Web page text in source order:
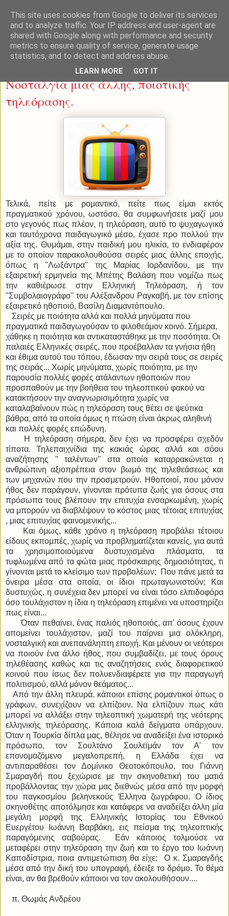
Τετάρτη 5 Φεβρουαρίου 2014
Νοσταλγία μιας άλλης, ποιοτικής
τηλεόρασης.
Τελικά, πείτε με ρομαντικό, πείτε πως είμαι εκτός
πραγματικού χρόνου, ωστόσο, θα συμφωνήσετε μαζί μου
στο γεγονός πως πλέον, η τηλεόραση, αυτό το ψυχαγωγικό
και ταυτόχρονα παιδαγωγικό μέσο, έχασε προ πολλού την
αξία της. Θυμάμαι, στην παιδική μου ηλικία, το ενδιαφέρον
με το οποίον παρακολουθούσα σειρές μιας άλλης εποχής,
όπως η ''Λωξάντρα'' της Μαρίας Ιορδανίδου, με την
εξαιρετική ερμηνεία της Μπέτης Βαλάση που νομίζω πως
την καθιέρωσε στην Ελληνική Τηλεόραση, ή τον
''Συμβολαιογράφο'' του Αλέξανδρου Ραγκαβή, με τον επίσης
εξαιρετικό ηθοποιό, Βασίλη Διαμαντόπουλο.
Σειρές με ποιότητα αλλά και πολλά μηνύματα που
πραγματικά παιδαγωγούσαν το φιλοθεάμον κοινό. Σήμερα,
χάθηκε η ποιότητα και αντικαταστάθηκε με την ποσότητα. Οι
παλαιές Ελληνικές σειρές, που προέβαλλαν τα γνήσια ήθη
και έθιμα αυτού του τόπου, έδωσαν την σειρά τους σε σειρές
της σειράς... Χωρίς μηνύματα, χωρίς ποιότητα, με την
παρουσία πολλές φορές ατάλαντων ηθοποιών που
προσπαθούν με την βοήθεια του τηλεοπτικού φακού να
κατακτήσουν την αναγνωρισιμότητα χωρίς να
καταλαβαίνουν πώς η τηλεόραση τους θέτει σε ψεύτικα
βάθρα, από τα οποία όμως η πτώση είναι άκρως αληθινή
και πολλές φορές επώδυνη.
Η τηλεόραση σήμερα, δεν έχει να προσφέρει σχεδόν
τίποτα. Τηλεπαιχνίδια της κακιάς ώρας αλλά και σόου
αναζήτησης '' ταλέντων'' στα οποία καταρρακώνεται η
ανθρώπινη αξιοπρέπεια στον βωμό της τηλεθεάσεως και
των μηχανών που την προσμετρούν. Ηθοποιοί, που μόνον
ήθος δεν παράγουν, γίνονται πρότυπα ζωής για όσους στα
πρόσωπα τους βλέπουν την επιτυχία ενσαρκωμένη, χωρίς
να μπορούν να διαβλέψουν το κόστος μιας τέτοιας επιτυχίας
, μιας επιτυχίας φαινομενικής...
Και όμως, κάθε χρόνο η τηλεόραση προβάλει τέτοιου
είδους εκπομπές, χωρίς να προβληματίζεται κανείς, για αυτά
τα χρησιμοποιούμενα δυστυχισμένα πλάσματα, τα
τυφλωμένα από τα φώτα μιας πρόσκαιρης δημοσιότητας, τι
γίνονται μετά το κλείσιμο των προβολέων; Που πάνε μετά τα
όνειρα μέσα στα οποία, οι ίδιοι πρωταγωνιστούν; Και
δυστυχώς, η συνέχεια δεν μπορεί να είναι τόσο ελπιδοφόρα
όσο τουλάχιστον η ίδια η τηλεόραση επιμένει να υποστηρίζει
πως είναι...
Όταν πεθαίνει, ένας παλιός ηθοποιός, απ' όσους έχουν
απομείνει τουλάχιστον, μαζί του παίρνει μια ολόκληρη,
νοσταλγική και ανεπανάληπτη εποχή. Και μένουν οι νεότεροι
να ποιούν ένα άλλο ήθος, που συμβαδίζει, με τους όρους
τηλεθέασης καθώς και τις αναζητήσεις ενός διαφορετικού
κοινού που ίσως δεν πολυενδιαφέρετε για την παραγωγή
πολιτισμού, αλλά μόνον θεάματος...
Από την άλλη πλευρά. κάποιοι επίσης ρομαντικοί όπως ο
γράφων, συνεχίζουν να ελπίζουν. Να ελπίζουν πως κάτι
μπορεί να αλλάξει στην τηλεοπτική χωματερή της νεότερης
ελληνικής τηλεόρασης. Κάποια καλά δείγματα υπάρχουν.
Όταν η Τουρκία δίπλα μας, θέλησε να αναδείξει ένα ιστορικό
πρόσωπο, τον Σουλτάνο Σουλεϊμάν τον Α' τον
επονομαζόμενο μεγαλοπρεπή, η Ελλάδα έχει να
αντιπαραθέσει τον Δομίνικο Θεοτοκόπουλο, του Γιάννη
Σμαραγδή που ξεχώρισε με την σκηνοθετική του ματιά
προβάλλοντας την χώρα μας διεθνώς μέσα από την μορφή
του παγκοσμίου βεληνεκούς Έλληνα ζωγράφου. Ο ίδιος
σκηνοθέτης αποτόλμησε και κατάφερε να αναδείξει άλλη μία
μεγάλη μορφή της Ελληνικής Ιστορίας του Εθνικού
Ευεργέτου Ιωάννη Βαρβάκη, εις πείσμα της τηλεοπτικής
παραγόμενης σαβούρας. Εάν κάποιος τολμούσε να
μεταφέρει στην τηλεόραση την ζωή και το έργο του Ιωάννη
Καποδίστρια, ποια αντιμετώπιση θα είχε; Ο κ. Σμαραγδής
μέσα από την δική του υπογραφή, έδειξε το δρόμο. Το θέμα
είναι, αν θα βρεθούν κάποιοι να τον ακολουθήσουν....
π. Θωμάς Ανδρέου
This site uses cookies from Google to deliver its services
and to analyze traffic. Your IP address and user-agent are
shared with Google along with performance and security
metrics to ensure quality of service, generate usage
statistics, and to detect and address abuse.
LEARN MORE GOT IT